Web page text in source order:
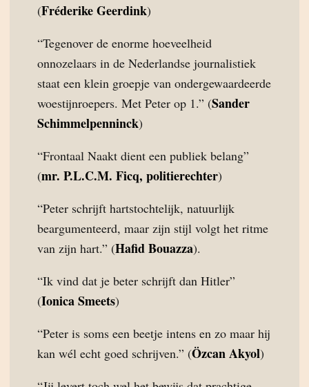
(Fréderike Geerdink)
“Tegenover de enorme hoeveelheid
onnozelaars in de Nederlandse journalistiek
staat een klein groepje van ondergewaardeerde
woestijnroepers. Met Peter op 1.” (Sander
Schimmelpenninck)
“Frontaal Naakt dient een publiek belang”
(mr. P.L.C.M. Ficq, politierechter)
“Peter schrijft hartstochtelijk, natuurlijk
beargumenteerd, maar zijn stijl volgt het ritme
van zijn hart.” (Hafid Bouazza).
“Ik vind dat je beter schrijft dan Hitler”
(Ionica Smeets)
“Peter is soms een beetje intens en zo maar hij
kan wél echt goed schrijven.” (Özcan Akyol)